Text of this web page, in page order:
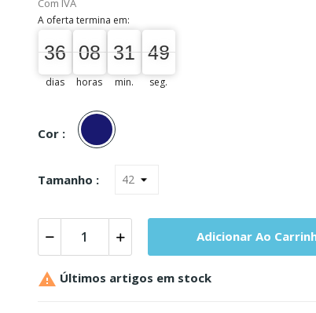
Com IVA
A oferta termina em:
36
36
00
dias
08
08
00
horas
31
31
00
min.
48
47
48
seg.
Cor :
Marinho
Tamanho :
Adicionar Ao
 Últimos artigos em stock